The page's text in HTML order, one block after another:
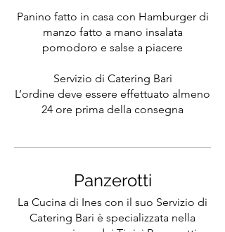
Panino fatto in casa con Hamburger di
manzo fatto a mano insalata
pomodoro e salse a piacere
Servizio di Catering Bari
L’ordine deve essere effettuato almeno
24 ore prima della consegna
Panzerotti
La Cucina di Ines con il suo Servizio di
Catering Bari è specializzata nella